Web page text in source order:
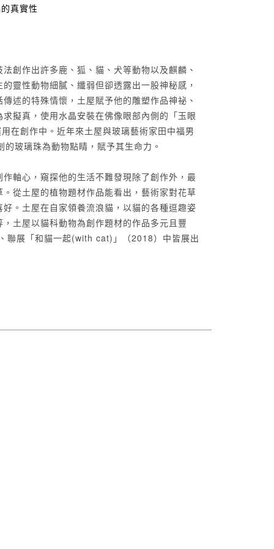
真實性
創作出許多鹿、狐、貓、犬等動物以及麒麟、
靈性動物細膩、纖弱但卻透露出一股神秘感，
述的特殊情懷，土屋賦予他的雕塑作品神祕、
擬真，使用水晶安裝在佛像眼部內側的「玉眼
在創作中。近年來土屋與玻璃藝術家田中福男
玻璃珠為動物點睛，賦予其生命力。
軸心，窺探他的生活不難發現除了創作外，最
從土屋的植物題材作品能看出，藝術家對花草
。土屋在自家領養流浪貓，以貓的各種逗趣姿
土屋以貓科動物為創作題材的作品多元且豐
聯展「和貓一起(with cat)」（2018）中皆展出